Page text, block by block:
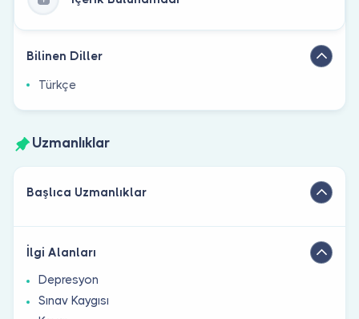
Bilinen Diller
Türkçe
Uzmanlıklar
Başlıca Uzmanlıklar
İlgi Alanları
Depresyon
Sınav Kaygısı